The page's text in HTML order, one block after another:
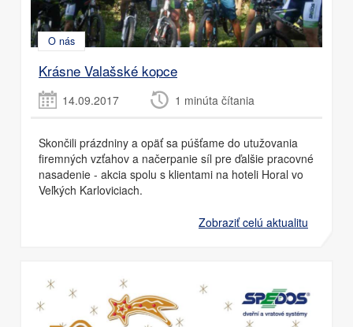
O nás
Krásne Valašské kopce
14.09.2017 1 minúta čítania
Skončili prázdniny a opäť sa púšťame do utužovania
firemných vzťahov a načerpanie síl pre ďalšie pracovné
nasadenie - akcia spolu s klientami na hoteli Horal vo
Veľkých Karloviciach.
Zobraziť celú aktualitu